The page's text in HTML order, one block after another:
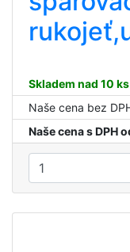
Skladem nad 10 ks
Naše cena bez
Naše cena s DPH